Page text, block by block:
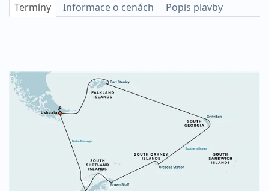
Termíny Informace o cenách Popis plavby